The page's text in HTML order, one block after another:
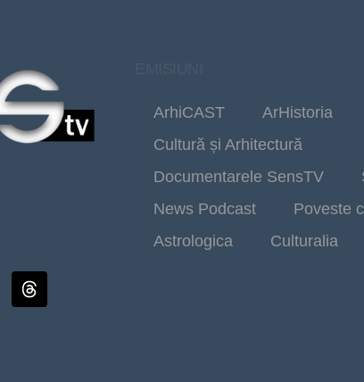
ArhiCAST
ArHistoria
Cultură și Arhitectură
Documentarele SensTV
News Podcast
Poveste
Astrologica
Culturalia